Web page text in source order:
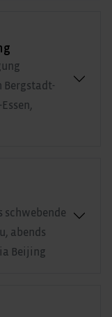
Bergstadt-
schwebende
abends
Beijing